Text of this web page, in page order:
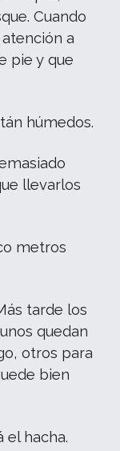
Cuando
a
pie y que
húmedos.
llevarlos
metros
tarde los
quedan
otros para
bien
el hacha.